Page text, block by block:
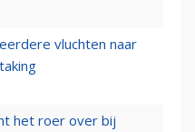
vluchten naar
het roer over bij